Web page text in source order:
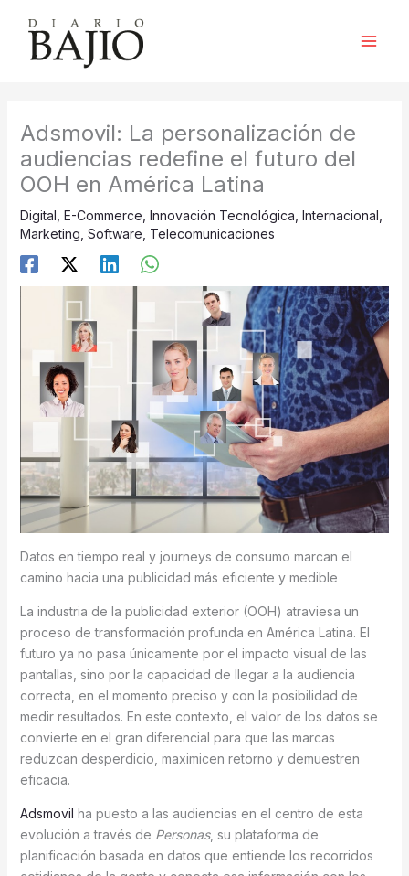
contenido
Adsmovil: La personalización de
audiencias redefine el futuro del
OOH en América Latina
Digital E-Commerce Innovación Tecnológica Internacional
Marketing Software Telecomunicaciones
Datos en tiempo real y journeys de consumo marcan el
camino hacia una publicidad más eficiente y medible
La industria de la publicidad exterior (OOH) atraviesa un
proceso de transformación profunda en América Latina. El
futuro ya no pasa únicamente por el impacto visual de las
pantallas, sino por la capacidad de llegar a la audiencia
correcta, en el momento preciso y con la posibilidad de
medir resultados. En este contexto, el valor de los datos se
convierte en el gran diferencial para que las marcas
reduzcan desperdicio, maximicen retorno y demuestren
eficacia.
Adsmovil ha puesto a las audiencias en el centro de esta
evolución a través de Personas, su plataforma de
planificación basada en datos que entiende los recorridos